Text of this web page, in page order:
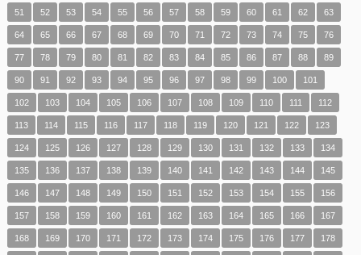
51 52 53 54 55 56 57 58 59 60 61 62 63
64 65 66 67 68 69 70 71 72 73 74 75 76
77 78 79 80 81 82 83 84 85 86 87 88 89
90 91 92 93 94 95 96 97 98 99 100 101
102 103 104 105 106 107 108 109 110 111 112
113 114 115 116 117 118 119 120 121 122 123
124 125 126 127 128 129 130 131 132 133 134
135 136 137 138 139 140 141 142 143 144 145
146 147 148 149 150 151 152 153 154 155 156
157 158 159 160 161 162 163 164 165 166 167
168 169 170 171 172 173 174 175 176 177 178